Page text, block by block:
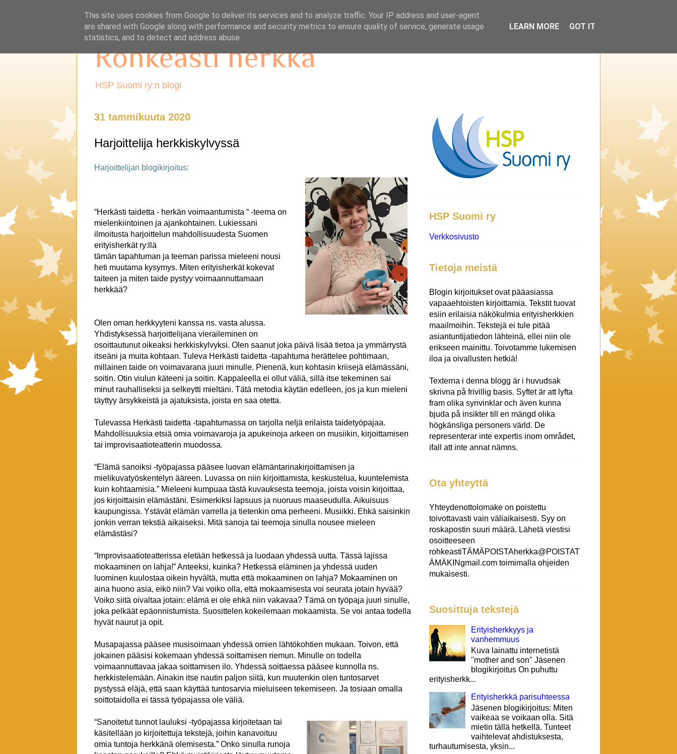
Rohkeasti herkkä
HSP Suomi ry:n blogi
31 tammikuuta 2020
Harjoittelija herkkiskylvyssä
Harjoittelijan blogikirjoitus:
“Herkästi taidetta - herkän voimaantumista “ -teema on
mielenkiintoinen ja ajankohtainen. Lukiessani
ilmoitusta harjoittelun mahdollisuudesta Suomen
erityisherkät ry:llä
tämän tapahtuman ja teeman parissa mieleeni nousi
heti muutama kysymys. Miten erityisherkät kokevat
taiteen ja miten taide pystyy voimaannuttamaan
herkkää?
Olen oman herkkyyteni kanssa ns. vasta alussa.
Yhdistyksessä harjoittelijana vieraileminen on
osoittautunut oikeaksi herkkiskylvyksi. Olen saanut joka päivä lisää tietoa ja ymmärrystä
itseäni ja muita kohtaan. Tuleva Herkästi taidetta -tapahtuma herättelee pohtimaan,
millainen taide on voimavarana juuri minulle. Pienenä, kun kohtasin kriisejä elämässäni,
soitin. Otin viulun käteeni ja soitin. Kappaleella ei ollut väliä, sillä itse tekeminen sai
minut rauhalliseksi ja selkeytti mieltäni. Tätä metodia käytän edelleen, jos ja kun mieleni
täyttyy ärsykkeistä ja ajatuksista, joista en saa otetta.
Tulevassa Herkästi taidetta -tapahtumassa on tarjolla neljä erilaista taidetyöpajaa.
Mahdollisuuksia etsiä omia voimavaroja ja apukeinoja arkeen on musiikin, kirjoittamisen
tai improvisaatioteatterin muodossa.
“Elämä sanoiksi -työpajassa pääsee luovan elämäntarinakirjoittamisen ja
mielikuvatyöskentelyn ääreen. Luvassa on niin kirjoittamista, keskustelua, kuuntelemista
kuin kohtaamisia.” Mieleeni kumpuaa tästä kuvauksesta teemoja, joista voisin kirjoittaa,
jos kirjoittaisin elämästäni. Esimerkiksi lapsuus ja nuoruus maaseudulla. Aikuisuus
kaupungissa. Ystävät elämän varrella ja tietenkin oma perheeni. Musiikki. Ehkä saisinkin
jonkin verran tekstiä aikaiseksi. Mitä sanoja tai teemoja sinulla nousee mieleen
elämästäsi?
“Improvisaatioteatterissa eletään hetkessä ja luodaan yhdessä uutta. Tässä lajissa
mokaaminen on lahja!” Anteeksi, kuinka? Hetkessä eläminen ja yhdessä uuden
luominen kuulostaa oikein hyvältä, mutta että mokaaminen on lahja? Mokaaminen on
aina huono asia, eikö niin? Vai voiko olla, että mokaamisesta voi seurata jotain hyvää?
Voiko siitä oivaltaa jotain: elämä ei ole ehkä niin vakavaa? Tämä on työpaja juuri sinulle,
joka pelkäät epäonnistumista. Suosittelen kokeilemaan mokaamista. Se voi antaa todella
hyvät naurut ja opit.
Musapajassa pääsee musisoimaan yhdessä omien lähtökohtien mukaan. Toivon, että
jokainen pääsisi kokemaan yhdessä soittamisen riemun. Minulle on todella
voimaannuttavaa jakaa soittamisen ilo. Yhdessä soittaessa pääsee kunnolla ns.
herkkistelemään. Ainakin itse nautin paljon siitä, kun muutenkin olen tuntosarvet
pystyssä eläjä, että saan käyttää tuntosarvia mieluiseen tekemiseen. Ja tosiaan omalla
soittotaidolla ei tässä työpajassa ole väliä.
“Sanoitetut tunnot lauluksi -työpajassa kirjoitetaan tai
käsitellään jo kirjoitettuja tekstejä, joihin kanavoituu
omia tuntoja herkkänä olemisesta.” Onko sinulla runoja
HSP Suomi ry
Verkkosivusto
Tietoja meistä
Blogin kirjoitukset ovat pääasiassa
vapaaehtoisten kirjoittamia. Tekstit tuovat
esiin erilaisia näkökulmia erityisherkkien
maailmoihin. Tekstejä ei tule pitää
asiantuntijatiedon lähteinä, ellei niin ole
erikseen mainittu. Toivotamme lukemisen
iloa ja oivallusten hetkiä!
Texterna i denna blogg är i huvudsak
skrivna på frivillig basis. Syftet är att lyfta
fram olika synvinklar och även kunna
bjuda på insikter till en mängd olika
högkänsliga personers värld. De
representerar inte expertis inom området,
ifall att inte annat nämns.
Ota yhteyttä
Yhteydenottolomake on poistettu
toivottavasti vain väliaikaisesti. Syy on
roskapostin suuri määrä. Lähetä viestisi
osoitteeseen
rohkeastiTÄMÄPOISTAherkka@POISTAT
ÄMÄKINgmail.com toimimalla ohjeiden
mukaisesti.
Suosittuja tekstejä
Erityisherkkyys ja
vanhemmuus
Kuva lainattu internetistä
''mother and son'' Jäsenen
blogikirjoitus On puhuttu
erityisherkk...
Erityisherkkä parisuhteessa
Jäsenen blogikirjoitus: Miten
vaikeaa se voikaan olla. Sitä
mietin tällä hetkellä. Tunteet
vaihtelevat ahdistuksesta,
turhautumisesta, yksin...
This site uses cookies from Google to deliver its services and to analyze traffic. Your IP address and user-agent
are shared with Google along with performance and security metrics to ensure quality of service, generate usage
statistics, and to detect and address abuse.
LEARN MORE GOT IT